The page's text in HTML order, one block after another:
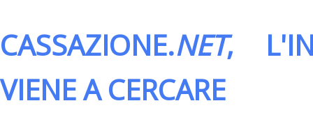
CASSAZIONE.NET,
VIENE A CERCARE